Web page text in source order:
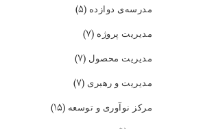
مدرسه‌ی دوازده (۵)
مدیریت پروژه (۷)
مدیریت محصول (۷)
مدیریت و رهبری (۷)
مرکز نوآوری و توسعه (۱۵)